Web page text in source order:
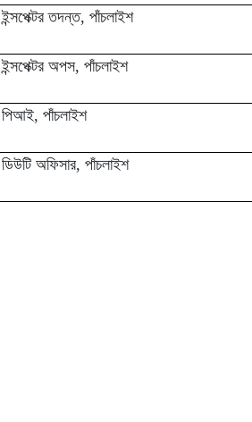
ইন্সপেক্টর তদন্ত, পাঁচলাইশ
ইন্সপেক্টর অপস, পাঁচলাইশ
পিআই, পাঁচলাইশ
ডিউটি অফিসার, পাঁচলাইশ